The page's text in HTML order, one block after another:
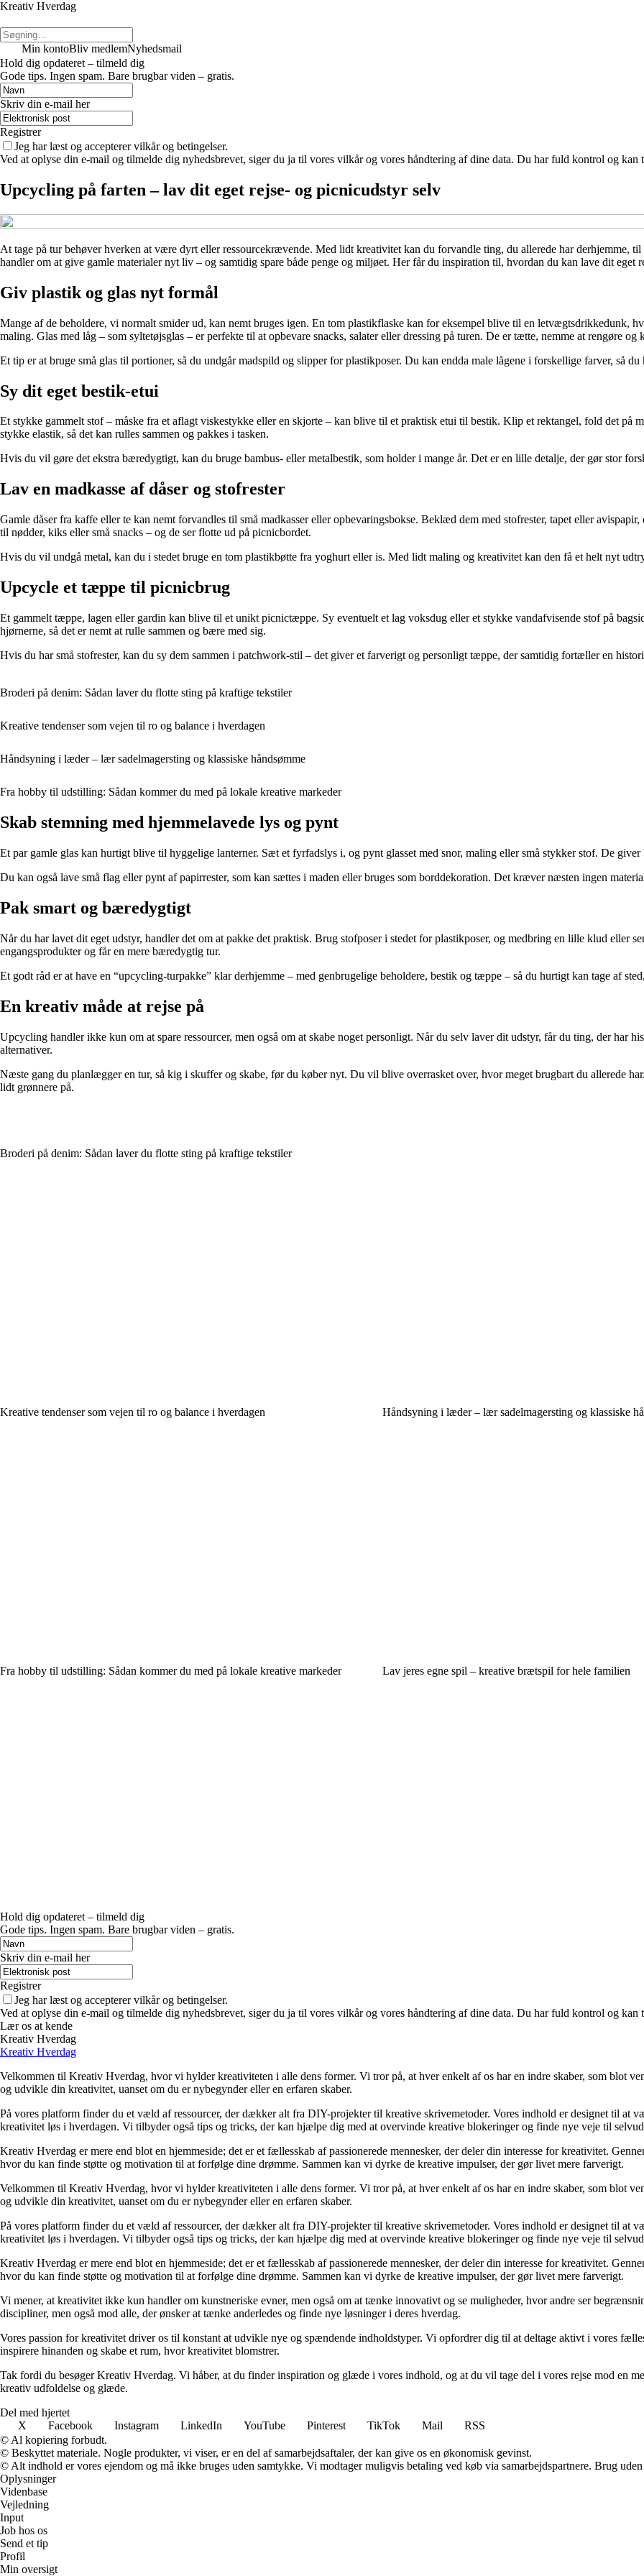
Kreativ Hverdag
Min kontoBliv medlemNyhedsmail
Hold dig opdateret – tilmeld dig
Gode tips. Ingen spam. Bare brugbar viden – gratis.
Skriv din e-mail her
Registrer
Jeg har læst og accepterer vilkår og betingelser.
Ved at oplyse din e-mail og tilmelde dig nyhedsbrevet, siger du ja til vores vilkår og vores håndtering af dine data. Du har fuld kontrol og kan
Upcycling på farten – lav dit eget rejse- og picnicudstyr selv
At tage på tur behøver hverken at være dyrt eller ressourcekrævende. Med lidt kreativitet kan du forvandle ting, du allerede har derhjemme,
handler om at give gamle materialer nyt liv – og samtidig spare både penge og miljøet. Her får du inspiration til, hvordan du kan lave dit eget
Giv plastik og glas nyt formål
Mange af de beholdere, vi normalt smider ud, kan nemt bruges igen. En tom plastikflaske kan for eksempel blive til en letvægtsdrikkedunk,
maling. Glas med låg – som syltetøjsglas – er perfekte til at opbevare snacks, salater eller dressing på turen. De er tætte, nemme at rengøre og
Et tip er at bruge små glas til portioner, så du undgår madspild og slipper for plastikposer. Du kan endda male lågene i forskellige farver, så
Sy dit eget bestik-etui
Et stykke gammelt stof – måske fra et aflagt viskestykke eller en skjorte – kan blive til et praktisk etui til bestik. Klip et rektangel, fold det på
stykke elastik, så det kan rulles sammen og pakkes i tasken.
Hvis du vil gøre det ekstra bæredygtigt, kan du bruge bambus- eller metalbestik, som holder i mange år. Det er en lille detalje, der gør stor
Lav en madkasse af dåser og stofrester
Gamle dåser fra kaffe eller te kan nemt forvandles til små madkasser eller opbevaringsbokse. Beklæd dem med stofrester, tapet eller
til nødder, kiks eller små snacks – og de ser flotte ud på picnicbordet.
Hvis du vil undgå metal, kan du i stedet bruge en tom plastikbøtte fra yoghurt eller is. Med lidt maling og kreativitet kan den få et helt nyt
Upcycle et tæppe til picnicbrug
Et gammelt tæppe, lagen eller gardin kan blive til et unikt picnictæppe. Sy eventuelt et lag voksdug eller et stykke vandafvisende stof på
hjørnerne, så det er nemt at rulle sammen og bære med sig.
Hvis du har små stofrester, kan du sy dem sammen i patchwork-stil – det giver et farverigt og personligt tæppe, der samtidig fortæller en
Broderi på denim: Sådan laver du flotte sting på kraftige tekstiler
Kreative tendenser som vejen til ro og balance i hverdagen
Håndsyning i læder – lær sadelmagersting og klassiske håndsømme
Fra hobby til udstilling: Sådan kommer du med på lokale kreative markeder
Skab stemning med hjemmelavede lys og pynt
Et par gamle glas kan hurtigt blive til hyggelige lanterner. Sæt et fyrfadslys i, og pynt glasset med snor, maling eller små stykker stof. De
Du kan også lave små flag eller pynt af papirrester, som kan sættes i maden eller bruges som borddekoration. Det kræver næsten ingen
Pak smart og bæredygtigt
Når du har lavet dit eget udstyr, handler det om at pakke det praktisk. Brug stofposer i stedet for plastikposer, og medbring en lille klud eller
engangsprodukter og får en mere bæredygtig tur.
Et godt råd er at have en “upcycling-turpakke” klar derhjemme – med genbrugelige beholdere, bestik og tæppe – så du hurtigt kan tage af
En kreativ måde at rejse på
Upcycling handler ikke kun om at spare ressourcer, men også om at skabe noget personligt. Når du selv laver dit udstyr, får du ting, der har
alternativer.
Næste gang du planlægger en tur, så kig i skuffer og skabe, før du køber nyt. Du vil blive overrasket over, hvor meget brugbart du allerede
lidt grønnere på.
Broderi på denim: Sådan laver du flotte sting på kraftige tekstiler
Kreative tendenser som vejen til ro og balance i hverdagen Håndsyning i læder – lær sadelmagersting og klassiske
Fra hobby til udstilling: Sådan kommer du med på lokale kreative markeder Lav jeres egne spil – kreative brætspil for hele familien
Hold dig opdateret – tilmeld dig
Gode tips. Ingen spam. Bare brugbar viden – gratis.
Skriv din e-mail her
Registrer
Jeg har læst og accepterer vilkår og betingelser.
Ved at oplyse din e-mail og tilmelde dig nyhedsbrevet, siger du ja til vores vilkår og vores håndtering af dine data. Du har fuld kontrol og kan
Lær os at kende
Kreativ Hverdag
Kreativ Hverdag
Velkommen til Kreativ Hverdag, hvor vi hylder kreativiteten i alle dens former. Vi tror på, at hver enkelt af os har en indre skaber, som blot
og udvikle din kreativitet, uanset om du er nybegynder eller en erfaren skaber.
På vores platform finder du et væld af ressourcer, der dækker alt fra DIY-projekter til kreative skrivemetoder. Vores indhold er designet til at
kreativitet løs i hverdagen. Vi tilbyder også tips og tricks, der kan hjælpe dig med at overvinde kreative blokeringer og finde nye veje til
Kreativ Hverdag er mere end blot en hjemmeside; det er et fællesskab af passionerede mennesker, der deler din interesse for kreativitet.
hvor du kan finde støtte og motivation til at forfølge dine drømme. Sammen kan vi dyrke de kreative impulser, der gør livet mere farverigt.
Velkommen til Kreativ Hverdag, hvor vi hylder kreativiteten i alle dens former. Vi tror på, at hver enkelt af os har en indre skaber, som blot
og udvikle din kreativitet, uanset om du er nybegynder eller en erfaren skaber.
På vores platform finder du et væld af ressourcer, der dækker alt fra DIY-projekter til kreative skrivemetoder. Vores indhold er designet til at
kreativitet løs i hverdagen. Vi tilbyder også tips og tricks, der kan hjælpe dig med at overvinde kreative blokeringer og finde nye veje til
Kreativ Hverdag er mere end blot en hjemmeside; det er et fællesskab af passionerede mennesker, der deler din interesse for kreativitet.
hvor du kan finde støtte og motivation til at forfølge dine drømme. Sammen kan vi dyrke de kreative impulser, der gør livet mere farverigt.
Vi mener, at kreativitet ikke kun handler om kunstneriske evner, men også om at tænke innovativt og se muligheder, hvor andre ser
discipliner, men også mod alle, der ønsker at tænke anderledes og finde nye løsninger i deres hverdag.
Vores passion for kreativitet driver os til konstant at udvikle nye og spændende indholdstyper. Vi opfordrer dig til at deltage aktivt i vores
inspirere hinanden og skabe et rum, hvor kreativitet blomstrer.
Tak fordi du besøger Kreativ Hverdag. Vi håber, at du finder inspiration og glæde i vores indhold, og at du vil tage del i vores rejse mod en
kreativ udfoldelse og glæde.
Del med hjertet
X
Facebook Instagram LinkedIn YouTube Pinterest TikTok Mail
RSS
© Al kopiering forbudt.
© Beskyttet materiale. Nogle produkter, vi viser, er en del af samarbejdsaftaler, der kan give os en økonomisk gevinst.
© Alt indhold er vores ejendom og må ikke bruges uden samtykke. Vi modtager muligvis betaling ved køb via samarbejdspartnere. Brug
Oplysninger
Videnbase
Vejledning
Input
Job hos os
Send et tip
Profil
Min oversigt